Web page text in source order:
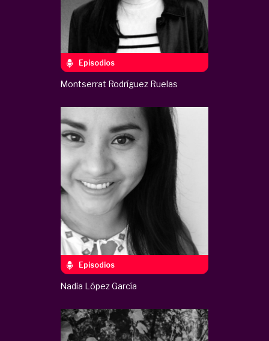
Episodios
Montserrat Rodríguez Ruelas
Episodios
Nadia López García